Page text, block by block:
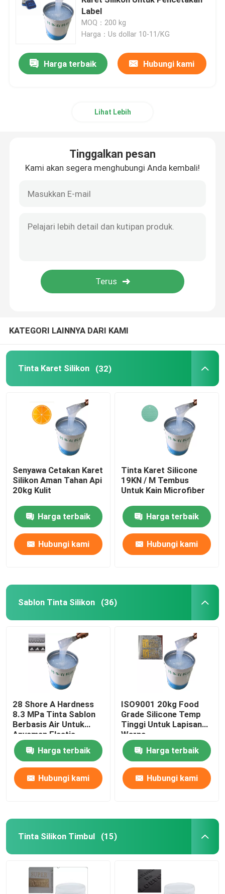
Silikon Cetakan Cair
Kaus Kaki Silikon
Matte Silicone
Pigmen Karet Silikon
Label
MOQ：200 kg
Harga：Us dollar 10-11/KG
Harga terbaik Hubungi kami
Lihat Lebih
Tinggalkan pesan
Kami akan segera menghubungi Anda kembali!
KATEGORI LAINNYA DARI KAMI
Tinta Karet Silikon (32)
Senyawa Cetakan Karet
Silikon Aman Tahan Api
20kg Kulit
Harga terbaik
Hubungi kami
Tinta Karet Silicone
19KN / M Tembus
Untuk Kain Microfiber
Harga terbaik
Hubungi kami
Sablon Tinta Silikon (36)
28 Shore A Hardness
8.3 MPa Tinta Sablon
Berbasis Air Untuk
Anyaman Elastis
Harga terbaik
Hubungi kami
ISO9001 20kg Food
Grade Silicone Temp
Tinggi Untuk Lapisan
Warna
Harga terbaik
Hubungi kami
Tinta Silikon Timbul (15)